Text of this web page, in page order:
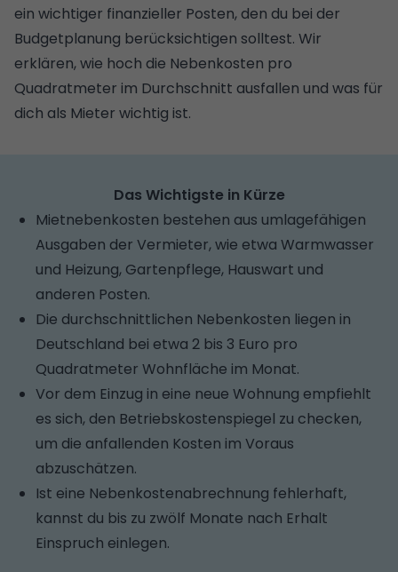
ein wichtiger finanzieller Posten, den du bei der
Budgetplanung berücksichtigen solltest. Wir
erklären, wie hoch die Nebenkosten pro
Quadratmeter im Durchschnitt ausfallen und was für
dich als Mieter wichtig ist.
Das Wichtigste in Kürze
Mietnebenkosten bestehen aus umlagefähigen
Ausgaben der Vermieter, wie etwa Warmwasser
und Heizung, Gartenpflege, Hauswart und
anderen Posten.
Die durchschnittlichen Nebenkosten liegen in
Deutschland bei etwa 2 bis 3 Euro pro
Quadratmeter Wohnfläche im Monat.
Vor dem Einzug in eine neue Wohnung empfiehlt
es sich, den Betriebskostenspiegel zu checken,
um die anfallenden Kosten im Voraus
abzuschätzen.
Ist eine Nebenkostenabrechnung fehlerhaft,
kannst du bis zu zwölf Monate nach Erhalt
Einspruch einlegen.